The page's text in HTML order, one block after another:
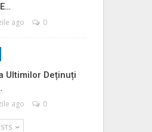
ago 0
Ultimilor Deținuți
ago 0